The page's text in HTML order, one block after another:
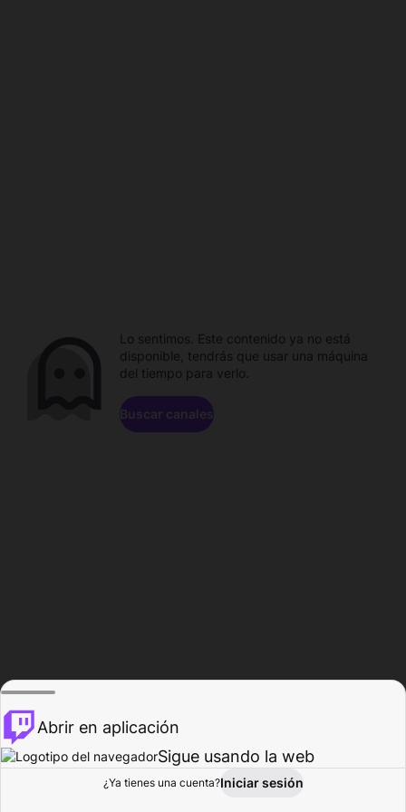
Explorar Actividad
Lo sentimos. Este contenido ya no está
disponible, tendrás que usar una máquina
del tiempo para verlo.
Buscar canales
Abrir en aplicación
Sigue usando la web
¿Ya tienes una cuenta?Iniciar sesión